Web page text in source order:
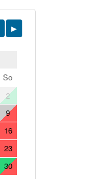
So
2
9
16
23
30